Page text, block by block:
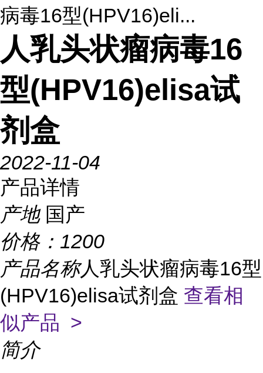
病毒16型(HPV16)eli...
人乳头状瘤病毒16
型(HPV16)elisa试
剂盒
2022-11-04
产品详情
产地 国产
价格： 1200
产品名称人乳头状瘤病毒16型
(HPV16)elisa试剂盒 查看相
似产品 >
简介